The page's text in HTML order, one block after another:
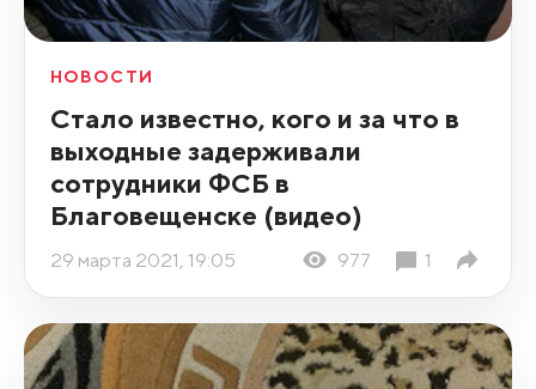
НОВОСТИ
Стало известно, кого и за что в
выходные задерживали
сотрудники ФСБ в
Благовещенске (видео)
29 марта 2021, 19:05 977 1